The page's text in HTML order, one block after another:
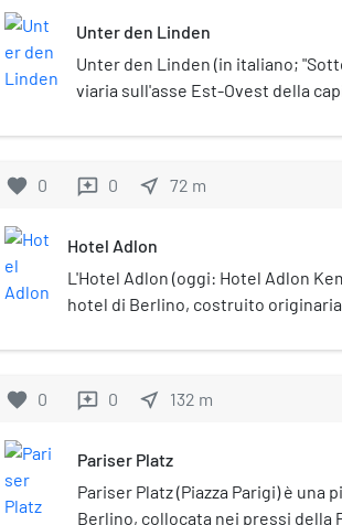
Unter den Linden
Unter den Linden (in italiano;
viaria sull'asse Est-Ovest della
Pariser Platz.
favorite 0 reviews 0 near_me 72 m
Hotel Adlon
L'Hotel Adlon (oggi: Hotel Adlon
hotel di Berlino, costruito
completamente distrutto nel 1945.
l'albergo più lussuoso della città: vi
tanto da averne fatto una sorta di
favorite 0 reviews 0 near_me 132 m
Pariser Platz
Pariser Platz (Piazza Parigi) è una
Berlino, collocata nei pressi della